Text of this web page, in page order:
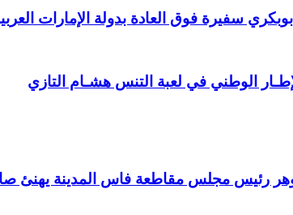
سفيرة فوق العادة بدولة الإمارات
الوطني في لعبة التنس هشـام التازي
مجلس مقاطعة فاس المدينة يهنئ صاحب الجلالة